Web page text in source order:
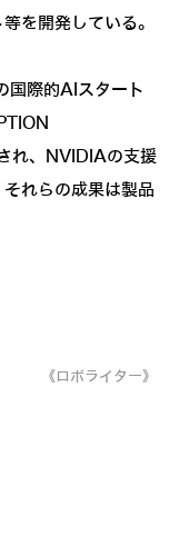
を開発している。
際的AIスタート
れ、NVIDIAの支援
れらの成果は製品
《ロボライター》